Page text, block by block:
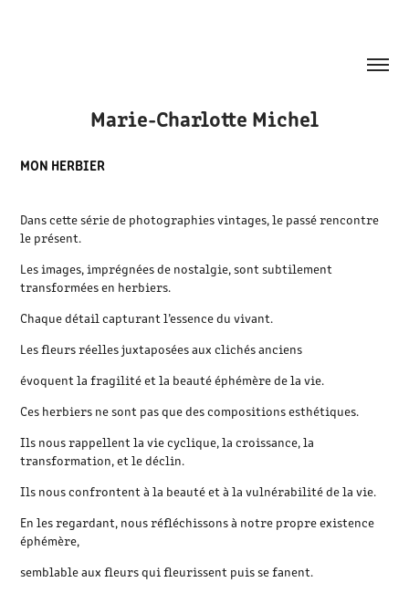
Marie-Charlotte Michel
MON HERBIER
Dans cette série de photographies vintages, le passé rencontre
le présent.
Les images, imprégnées de nostalgie, sont subtilement
transformées en herbiers.
Chaque détail capturant l’essence du vivant.
Les fleurs réelles juxtaposées aux clichés anciens
évoquent la fragilité et la beauté éphémère de la vie.
Ces herbiers ne sont pas que des compositions esthétiques.
Ils nous rappellent la vie cyclique, la croissance, la
transformation, et le déclin.
Ils nous confrontent à la beauté et à la vulnérabilité de la vie.
En les regardant, nous réfléchissons à notre propre existence
éphémère,
semblable aux fleurs qui fleurissent puis se fanent.